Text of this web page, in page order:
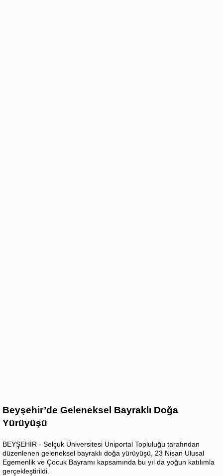
Beyşehir’de Geleneksel Bayraklı Doğa
Yürüyüşü
BEYŞEHİR - Selçuk Üniversitesi Uniportal Topluluğu tarafından
düzenlenen geleneksel bayraklı doğa yürüyüşü, 23 Nisan Ulusal
Egemenlik ve Çocuk Bayramı kapsamında bu yıl da yoğun katılımla
gerçekleştirildi.